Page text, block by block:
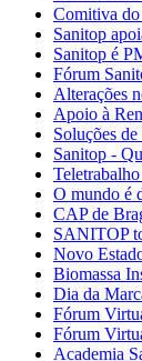
Comitiva
Sanitop
Sanitop é
Fórum
Alterações
Apoio à
Soluções
Sanitop -
O mundo é
CAP de
SANITOP
Novo
Biomassa
Dia da
Fórum
Fórum
Academia